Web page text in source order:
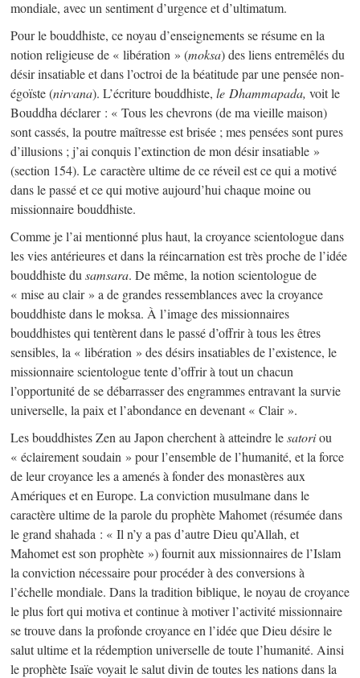
mondiale, avec un sentiment d’urgence et d’ultimatum.
Pour le bouddhiste, ce noyau d’enseignements se résume en la
notion religieuse de « libération » (moksa) des liens entremêlés du
désir insatiable et dans l’octroi de la béatitude par une pensée non-
égoïste (nirvana). L’écriture bouddhiste, le Dhammapada, voit le
Bouddha déclarer : « Tous les chevrons (de ma vieille maison)
sont cassés, la poutre maîtresse est brisée ; mes pensées sont pures
d’illusions ; j’ai conquis l’extinction de mon désir insatiable »
(section 154). Le caractère ultime de ce réveil est ce qui a motivé
dans le passé et ce qui motive aujourd’hui chaque moine ou
missionnaire bouddhiste.
Comme je l’ai mentionné plus haut, la croyance scientologue dans
les vies antérieures et dans la réincarnation est très proche de l’idée
bouddhiste du samsara. De même, la notion scientologue de
« mise au clair » a de grandes ressemblances avec la croyance
bouddhiste dans le moksa. À l’image des missionnaires
bouddhistes qui tentèrent dans le passé d’offrir à tous les êtres
sensibles, la « libération » des désirs insatiables de l’existence, le
missionnaire scientologue tente d’offrir à tout un chacun
l’opportunité de se débarrasser des engrammes entravant la survie
universelle, la paix et l’abondance en devenant « Clair ».
Les bouddhistes Zen au Japon cherchent à atteindre lesatoriou
« éclairement soudain » pour l’ensemble de l’humanité, et la force
de leur croyance les a amenés à fonder des monastères aux
Amériques et en Europe. La conviction musulmane dans le
caractère ultime de la parole du prophète Mahomet (résumée dans
le grand shahada : « Il n’y a pas d’autre Dieu qu’Allah, et
Mahomet est son prophète ») fournit aux missionnaires de l’Islam
la conviction nécessaire pour procéder à des conversions à
l’échelle mondiale. Dans la tradition biblique, le noyau de croyance
le plus fort qui motiva et continue à motiver l’activité missionnaire
se trouve dans la profonde croyance en l’idée que Dieu désire le
salut ultime et la rédemption universelle de toute l’humanité. Ainsi
le prophète Isaïe voyait le salut divin de toutes les nations dans la